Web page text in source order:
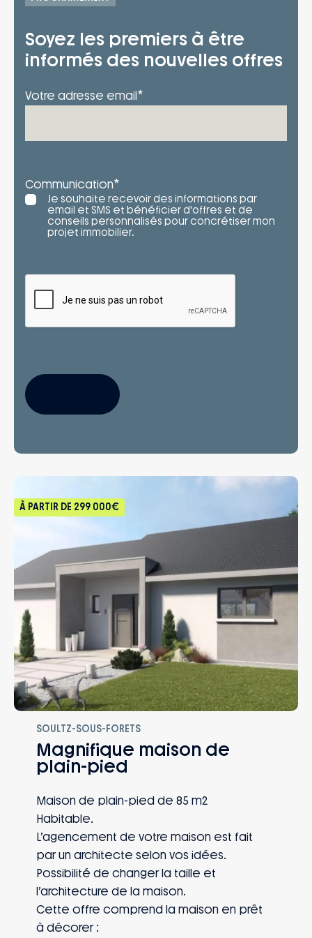
Soyez les premiers à être
informés des nouvelles offres
Votre adresse email *
Communication*
Je souhaite recevoir des informations par
email et SMS et bénéficier d'offres et de
conseils personnalisés pour concrétiser mon
projet immobilier.
À PARTIR DE 299 000€
SOULTZ-SOUS-FORETS
Magnifique maison de
plain-pied
Maison de plain-pied de 85 m2
Habitable.
L’agencement de votre maison est fait
par un architecte selon vos idées.
Possibilité de changer la taille et
l’architecture de la maison.
Cette offre comprend la maison en prêt
à décorer :